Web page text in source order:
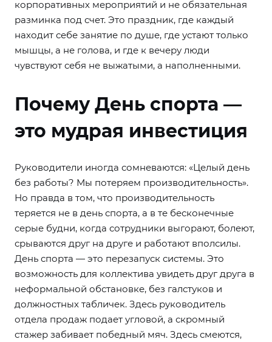
корпоративных мероприятий и не обязательная
разминка под счет. Это праздник, где каждый
находит себе занятие по душе, где устают только
мышцы, а не голова, и где к вечеру люди
чувствуют себя не выжатыми, а наполненными.
Почему День спорта —
это мудрая инвестиция
Руководители иногда сомневаются: «Целый день
без работы? Мы потеряем производительность».
Но правда в том, что производительность
теряется не в день спорта, а в те бесконечные
серые будни, когда сотрудники выгорают, болеют,
срываются друг на друге и работают вполсилы.
День спорта — это перезапуск системы. Это
возможность для коллектива увидеть друг друга в
неформальной обстановке, без галстуков и
должностных табличек. Здесь руководитель
отдела продаж подает угловой, а скромный
стажер забивает победный мяч. Здесь смеются,